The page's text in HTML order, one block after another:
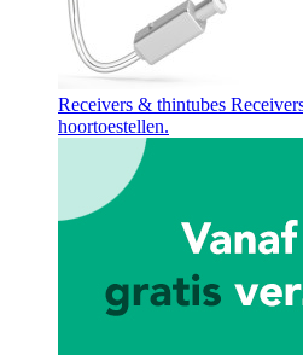
Receivers & thintubes
hoortoestellen.